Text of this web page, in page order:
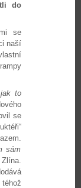
do
se
naší
to
se
sám